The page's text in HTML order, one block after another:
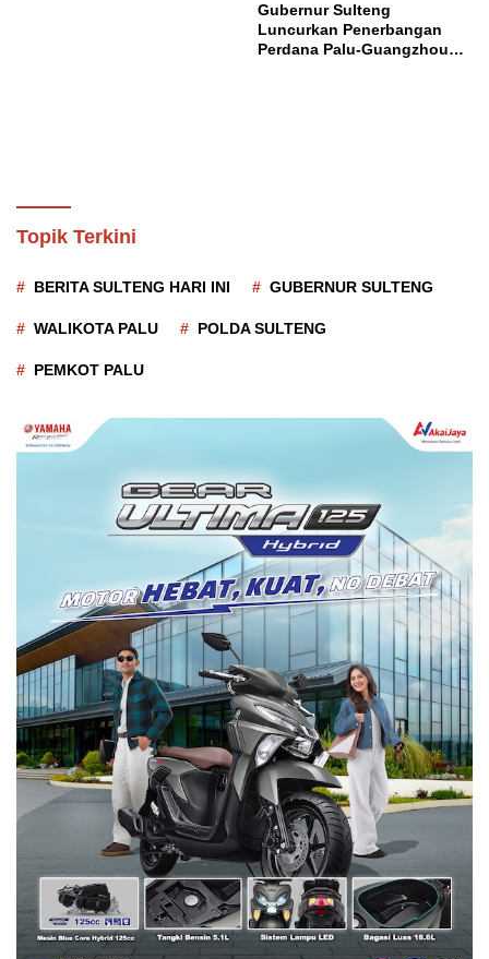
Gubernur Sulteng
Luncurkan Penerbangan
Perdana Palu-Guangzhou
Topik Terkini
BERITA SULTENG HARI INI GUBERNUR SULTENG
WALIKOTA PALU POLDA SULTENG
PEMKOT PALU